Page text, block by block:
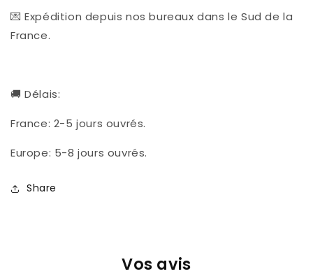
💌 Expédition depuis nos bureaux dans le Sud de la
France.
🚚 Délais:
France: 2-5 jours ouvrés.
Europe: 5-8 jours ouvrés.
Share
Vos avis